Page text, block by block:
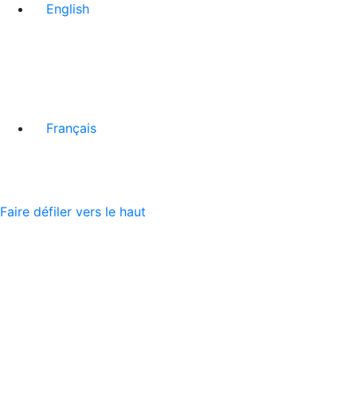
English
Français
Faire défiler vers le haut